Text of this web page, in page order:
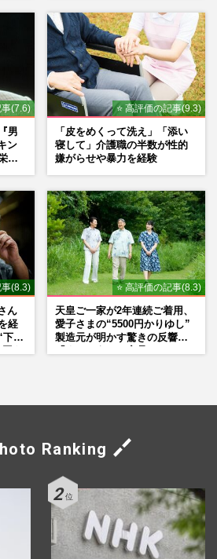
事(7.6)
男
ン
え
⭐ 高評価の記事(9.3)
「皮をめくって洗え」「添い
寝して」介護職の半数が性的
嫌がらせや暴力を経験
事(8.3)
ん
経
下級
⭐ 高評価の記事(8.3)
天皇ご一家が2年連続ご着用、
愛子さまの“5500円かりゆし”
製造元が明かす驚きの反響
Ranking